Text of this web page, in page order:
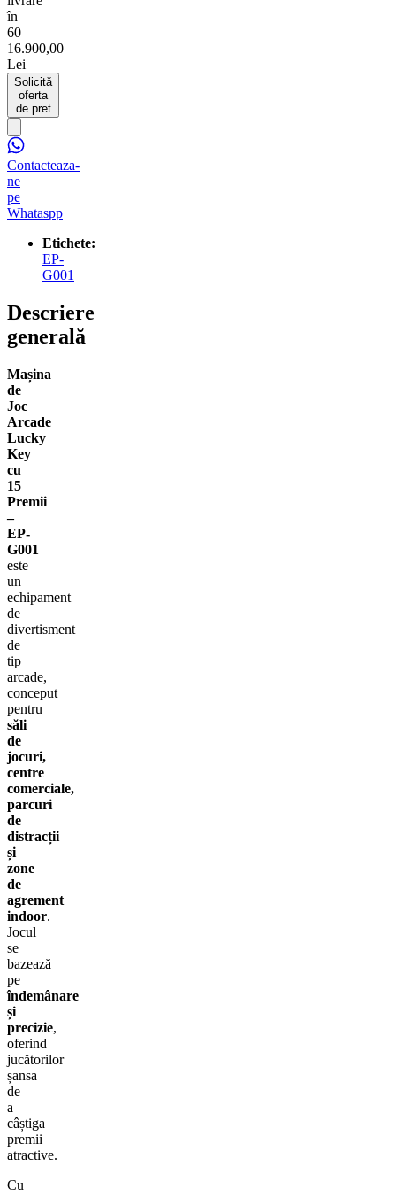
în
60
16.900,00
Lei
Solicită
oferta
de pret
Contacteaza-
ne
pe
Whataspp
Etichete:
EP-
G001
Descriere
generală
Mașina
de
Joc
Arcade
Lucky
Key
cu
15
Premii
–
EP-
G001
este
un
echipament
de
divertisment
de
tip
arcade,
conceput
pentru
săli
de
jocuri,
centre
comerciale,
parcuri
de
distracții
și
zone
de
agrement
indoor.
Jocul
se
bazează
pe
îndemânare
și
precizie,
oferind
jucătorilor
șansa
de
a
câștiga
premii
atractive.
Cu